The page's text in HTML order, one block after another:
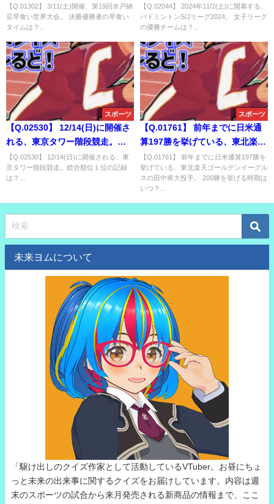
決勝優勝者の早食いタイムは？
【Q.01302】 3/11(土)開催、第19回水戸納
豆早食い世界大会。 決勝優勝者の早食い
タイムは？...
2024。 女子リーグの優勝チーム
は？
【Q.02044】 2024年11/2(土)に開幕する、
バドミントンS/Jリーグ2024。 女子リーグ
の優勝チームは？...
スポーツ
【Q.02530】 12/14(日)に開催さ
れる、東京タワー階段競走。総
合順位１位の記録は？
【Q.02530】 12/14(日)に開催される、東
京タワー階段競走。総合順位１位の記録
は？...
スポーツ
【Q.01761】 前年までに日米通
算197勝を挙げている、東北楽天
ゴールデンイーグルスの田中将
大投手。 200勝を挙げる時期は
いつ？
【Q.01761】 前年までに日米通算197勝を
挙げている、東北楽天ゴールデンイーグル
スの田中将大投手。 200勝を挙げる時期は
いつ？...
未来ヨムについて
「駆け出しのクイズ作家として活動しているVTuber。お昼にちょ
っと未来の出来事に関するクイズをお届けしています。内容は週
末のスポーツの試合から来月発売される新商品の情報まで、ここ